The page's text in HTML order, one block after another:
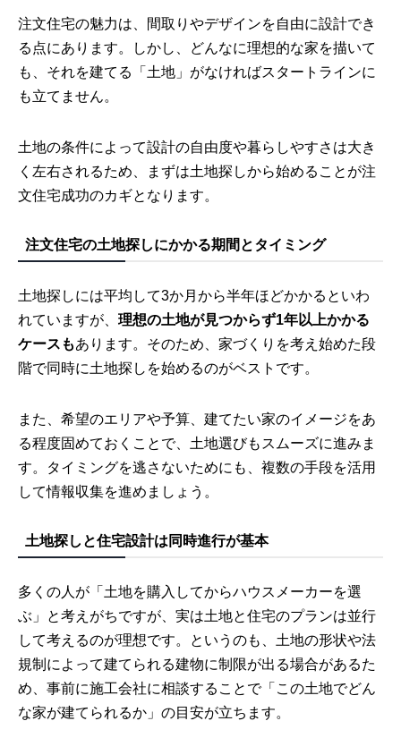
注文住宅の魅力は、間取りやデザインを自由に設計でき
る点にあります。しかし、どんなに理想的な家を描いて
も、それを建てる「土地」がなければスタートラインに
も立てません。
土地の条件によって設計の自由度や暮らしやすさは大き
く左右されるため、まずは土地探しから始めることが注
文住宅成功のカギとなります。
注文住宅の土地探しにかかる期間とタイミング
土地探しには平均して3か月から半年ほどかかるといわ
れていますが、 理想の土地が見つからず1年以上かかる
ケースもあります。そのため、家づくりを考え始めた段
階で同時に土地探しを始めるのがベストです。
また、希望のエリアや予算、建てたい家のイメージをあ
る程度固めておくことで、土地選びもスムーズに進みま
す。タイミングを逃さないためにも、複数の手段を活用
して情報収集を進めましょう。
土地探しと住宅設計は同時進行が基本
多くの人が「土地を購入してからハウスメーカーを選
ぶ」と考えがちですが、実は土地と住宅のプランは並行
して考えるのが理想です。というのも、土地の形状や法
規制によって建てられる建物に制限が出る場合があるた
め、事前に施工会社に相談することで「この土地でどん
な家が建てられるか」の目安が立ちます。